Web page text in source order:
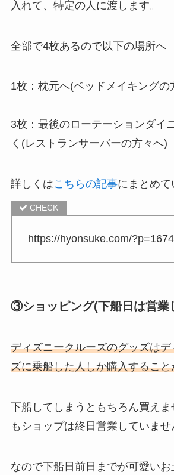
入れて、特定の人に渡します。
全部で4枚あるので以下の場所へ
1枚： 枕元へ(ベッドメイキングの
3枚： 最後のローテーションダイ
く (レストランサーバーの方々へ)
詳しくはこちらの記事にまとめて
https://hyonsuke.com/
③ショッピング(下船日は営業
ディズニークルーズのグッズは
ズに乗船した人しか購入するこ
下船してしまうともちろん買えま
もショップは終日営業していませ
なので下船日前日までが可愛いお